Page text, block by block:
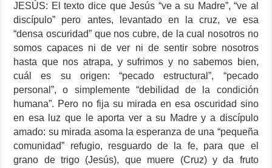
JESÚS: El texto dice que Jesús “ve a su Madre”, “ve al
discípulo” pero antes, levantado en la cruz, ve esa
“densa oscuridad” que nos cubre, de la cual nosotros no
somos capaces ni de ver ni de sentir sobre nosotros
hasta que nos atrapa, y sufrimos y no sabemos bien,
cuál es su origen: “pecado estructural”, “pecado
personal”, o simplemente “debilidad de la condición
humana”. Pero no fija su mirada en esa oscuridad sino
en esa luz que le aporta ver a su Madre y a discípulo
amado: su mirada asoma la esperanza de una “pequeña
comunidad” refugio, resguardo de la fe, para que el
grano de trigo (Jesús), que muere (Cruz) y da fruto